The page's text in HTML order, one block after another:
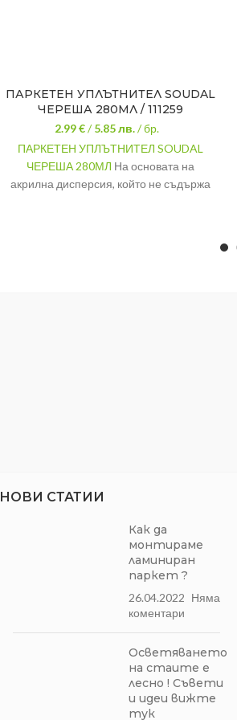
ПАРКЕТЕН УПЛЪТНИТЕЛ SOUDAL
ЧЕРЕША 280МЛ / 111259
2.99 €/5.85лв. / бр.
ПАРКЕТЕН УПЛЪТНИТЕЛ SOUDAL
ЧЕРЕША 280МЛ На основата на
акрилна дисперсия, който не съдържа
НОВИ СТАТИИ
Как да
монтираме
ламиниран
паркет ?
26.04.2022 Няма
коментари
Осветяването
на стаите е
лесно ! Съвети
и идеи вижте
тук